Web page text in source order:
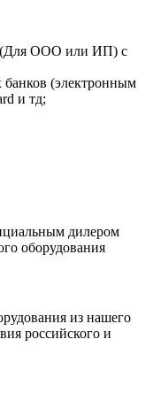
ООО или ИП) с
(электронным
и тд;
дилером
оборудования
из нашего
российского и